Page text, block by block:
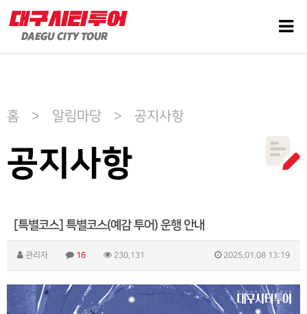
홈 > 알림마당 > 공지사항
공지사항
[특별코스] 특별코스(예감 투어) 운행 안내
관리자 16 230,131 2025.01.08 13:19